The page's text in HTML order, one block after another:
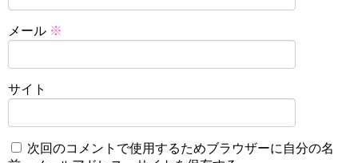
メール ※
サイト
次回のコメントで使用するためブラウザーに自分の名